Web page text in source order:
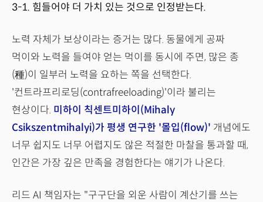
3-1. 힘들어야 더 가치 있는 것으로 인정받는다.
노력 자체가 보상이라는 증거는 많다. 동물에게 공짜
먹이와 노력을 들여야 얻는 먹이를 동시에 주면, 많은 종
(種)이 일부러 노력을 요하는 쪽을 선택한다.
'컨트라프리로딩(contrafreeloading)'이라 불리는
현상이다. 미하이 칙센트미하이(Mihaly
Csikszentmihalyi)가 평생 연구한 '몰입(flow)' 개념에도
너무 쉽지도 너무 어렵지도 않은 적절한 마찰을 통과할 때,
인간은 가장 깊은 만족을 경험한다는 얘기가 나온다.
리드 AI 책임자는 "구구단을 외운 사람이 계산기를 쓰는